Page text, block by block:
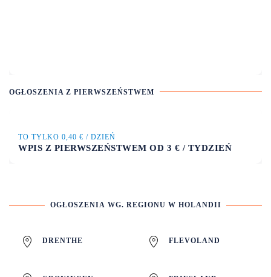
OGŁOSZENIA Z PIERWSZEŃSTWEM
TO TYLKO 0,40 € / DZIEŃ
WPIS Z PIERWSZEŃSTWEM OD 3 € / TYDZIEŃ
OGŁOSZENIA WG. REGIONU W HOLANDII
DRENTHE FLEVOLAND